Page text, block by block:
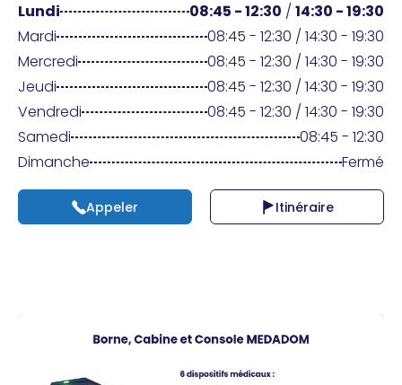
Connexion
Praticien ?
Lundi
08:45 - 12:30 / 14:30 - 19:30
Mardi
08:45 - 12:30 / 14:30 - 19:30
Mercredi
08:45 - 12:30 / 14:30 - 19:30
Jeudi
08:45 - 12:30 / 14:30 - 19:30
Vendredi
08:45 - 12:30 / 14:30 - 19:30
Samedi
08:45 - 12:30
Dimanche
Fermé
Appeler Itinéraire